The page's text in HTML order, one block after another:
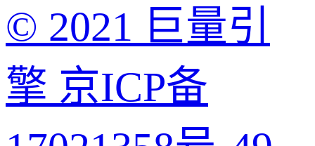
© 2021 巨量引
擎 京ICP备